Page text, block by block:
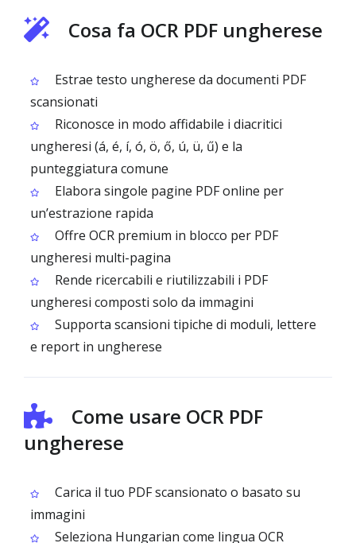
Cosa fa OCR PDF ungherese
Estrae testo ungherese da documenti PDF
scansionati
Riconosce in modo affidabile i diacritici
ungheresi (á, é, í, ó, ö, ő, ú, ü, ű) e la
punteggiatura comune
Elabora singole pagine PDF online per
un’estrazione rapida
Offre OCR premium in blocco per PDF
ungheresi multi-pagina
Rende ricercabili e riutilizzabili i PDF
ungheresi composti solo da immagini
Supporta scansioni tipiche di moduli, lettere
e report in ungherese
Come usare OCR PDF
ungherese
Carica il tuo PDF scansionato o basato su
immagini
Seleziona Hungarian come lingua OCR